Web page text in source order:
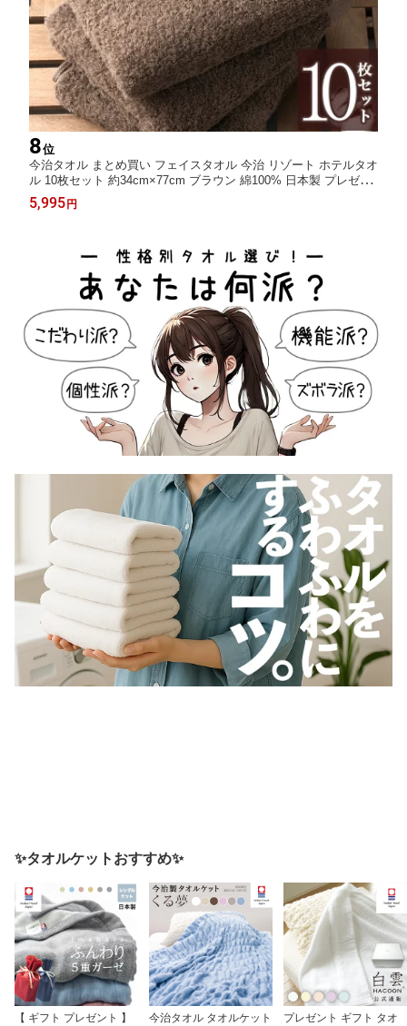
8位
今治タオル まとめ買い フェイスタオル 今治 リゾート ホテルタオ
ル 10枚セット 約34cm×77cm ブラウン 綿100% 日本製 プレゼン
ト 内祝 快気祝い 結婚祝い 香典返し ホテル仕様 出産祝い 国産 無
地 Hotel Towel タオル 楽天 サプライズデー
5,995 円
✨タオルケットおすすめ✨
【 ギフト プレゼント 】
今治タオル タオルケット
プレゼント ギフト タオ